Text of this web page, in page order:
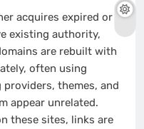
acquires expired or
existing authority,
are rebuilt with
often using
themes, and
appear unrelated.
these sites, links are